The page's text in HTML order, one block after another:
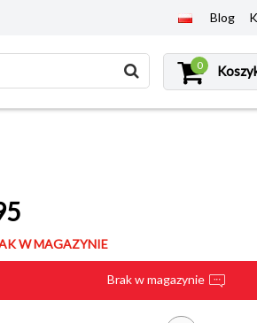
Blog
0
W MAGAZYNIE
Brak w magazynie